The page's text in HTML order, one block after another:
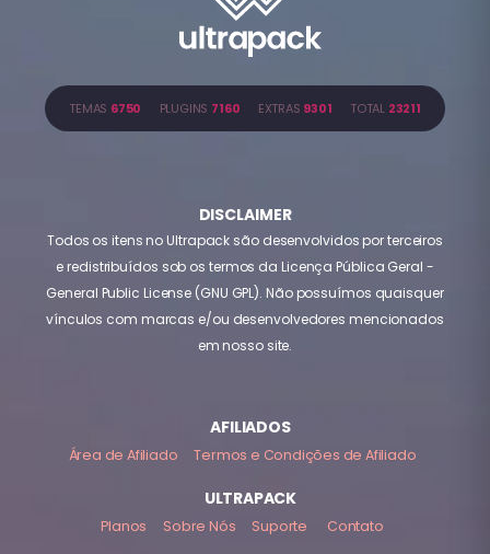
TEMAS 6750 PLUGINS 7160 EXTRAS 9301 TOTAL 23211
DISCLAIMER
Todos os itens no Ultrapack são desenvolvidos por terceiros
e redistribuídos sob os termos da Licença Pública Geral -
General Public License (GNU GPL). Não possuímos quaisquer
vínculos com marcas e/ou desenvolvedores mencionados
em nosso site.
AFILIADOS
Área de Afiliado Termos e Condições de Afiliado
ULTRAPACK
Planos Sobre Nós Suporte Contato